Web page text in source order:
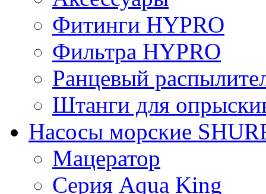
Фитинги HYPRO
Фильтрa HYPRO
Ранцевый
Штанги для
Насосы морские
Мацератор
Серия Aqua King